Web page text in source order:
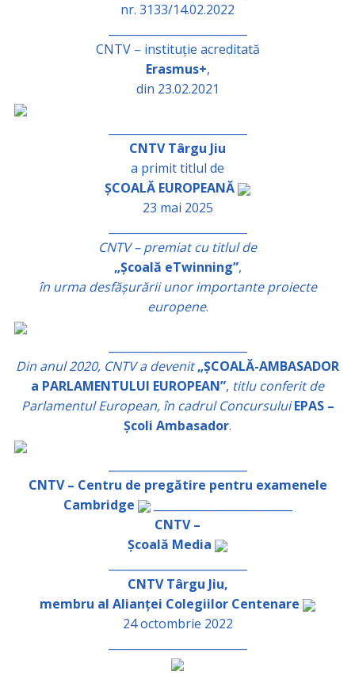
nr. 3133/14.02.2022
CNTV – instituție acreditată
Erasmus+,
din 23.02.2021
CNTV Târgu Jiu
a primit titlul de
ȘCOALĂ EUROPEANĂ
23 mai 2025
CNTV – premiat cu titlul de
„Școală eTwinning”,
în urma desfășurării unor importante proiecte
europene.
Din anul 2020, CNTV a devenit „ȘCOALĂ-AMBASADOR
a PARLAMENTULUI EUROPEAN”, titlu conferit de
Parlamentul European, în cadrul Concursului EPAS –
Școli Ambasador.
CNTV – Centru de pregătire pentru examenele
Cambridge
_________________________
CNTV –
Școală Media
CNTV Târgu Jiu,
membru al Alianței Colegiilor Centenare
24 octombrie 2022